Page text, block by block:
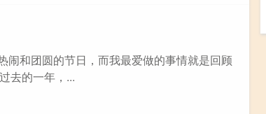
闹和团圆的节日，而我最爱做的事情就是回顾
去的一年，...